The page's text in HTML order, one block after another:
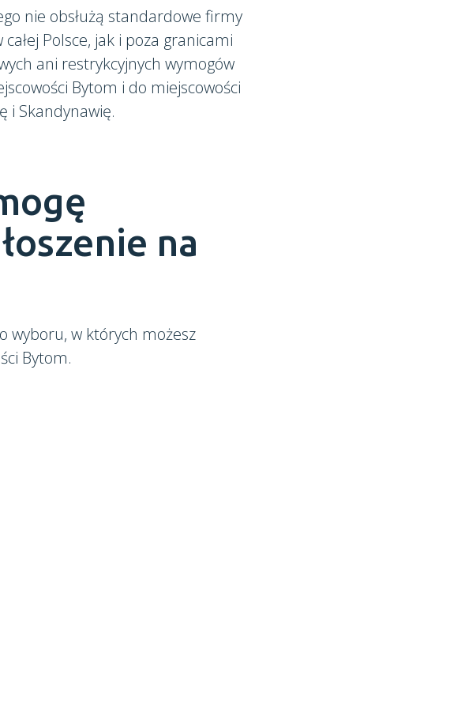
nie obsłużą standardowe firmy
całej Polsce, jak i poza granicami
ani restrykcyjnych wymogów
Bytom i do miejscowości
i Skandynawię.
na
wyboru, w których możesz
Bytom.